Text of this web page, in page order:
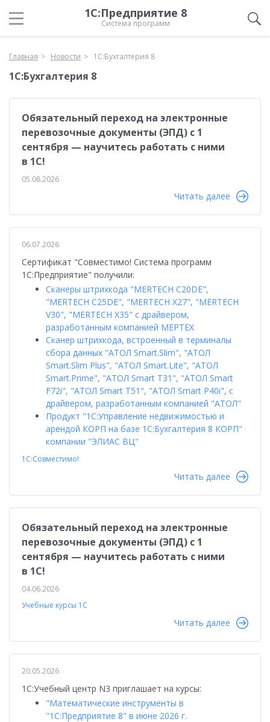
1С:Предприятие 8
Система программ
Главная Новости 1С:Бухгалтерия 8
1С:Бухгалтерия 8
Обязательный переход на электронные
перевозочные документы (ЭПД) с 1
сентября — научитесь работать с ними
в 1С!
05.08.2026
Читать далее
06.07.2026
Сертификат "Совместимо! Система программ
1С:Предприятие" получили:
Сканеры штрихкода "MERTECH C20DE",
"MERTECH C25DE", "MERTECH Х27", "MERTECH
V30", "MERTECH X35" с драйвером,
разработанным компанией МЕРТЕХ
Сканер штрихкода, встроенный в терминалы
сбора данных "АТОЛ Smart.Slim", "АТОЛ
Smart.Slim Plus", "АТОЛ Smart.Lite", "АТОЛ
Smart.Prime", "АТОЛ Smart T31", "АТОЛ Smart
F72i", "АТОЛ Smart T51", "АТОЛ Smart P40i", с
драйвером, разработанным компанией "АТОЛ"
Продукт "1С:Управление недвижимостью и
арендой КОРП на базе 1С:Бухгалтерия 8 КОРП"
компании "ЭЛИАС ВЦ"
1С:Совместимо!
Читать далее
Обязательный переход на электронные
перевозочные документы (ЭПД) с 1
сентября — научитесь работать с ними
в 1С!
04.06.2026
Учебные курсы 1С
Читать далее
20.05.2026
1С:Учебный центр N3 приглашает на курсы:
"Математические инструменты в
"1С:Предприятие 8" в июне 2026 г.